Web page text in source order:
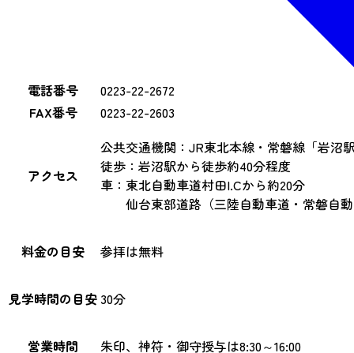
電話番号
0223-22-2672
FAX番号
0223-22-2603
アクセス
公共交通機関：JR東北本線・常磐線「岩沼
徒歩：岩沼駅から徒歩約40分程度
車：東北自動車道村田I.Cから約20分
仙台東部道路（三陸自動車道・常磐自動
料金の目安 参拝は無料
見学時間の目安 30分
営業時間 朱印、神符・御守授与は8:30～16:00